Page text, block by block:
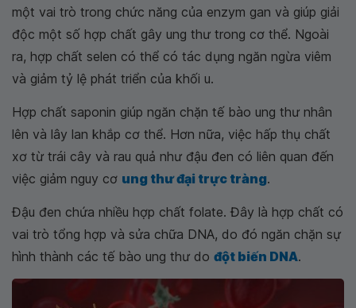
một vai trò trong chức năng của enzym gan và giúp giải
độc một số hợp chất gây ung thư trong cơ thể. Ngoài
ra, hợp chất selen có thể có tác dụng ngăn ngừa viêm
và giảm tỷ lệ phát triển của khối u.
Hợp chất saponin giúp ngăn chặn tế bào ung thư nhân
lên và lây lan khắp cơ thể. Hơn nữa, việc hấp thụ chất
xơ từ trái cây và rau quả như đậu đen có liên quan đến
việc giảm nguy cơ ung thư đại trực tràng.
Đậu đen chứa nhiều hợp chất folate. Đây là hợp chất có
vai trò tổng hợp và sửa chữa DNA, do đó ngăn chặn sự
hình thành các tế bào ung thư do đột biến DNA.